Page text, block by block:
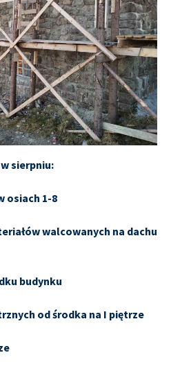
sierpniu:
osiach 1-8
walcowanych na dachu
budynku
od środka na I piętrze